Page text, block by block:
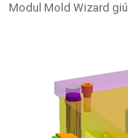
Modul Mold Wizard